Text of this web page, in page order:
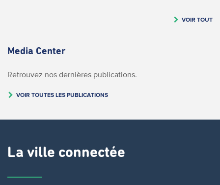
VOIR TOUT
Media Center
Retrouvez nos dernières publications.
VOIR TOUTES LES PUBLICATIONS
La ville connectée